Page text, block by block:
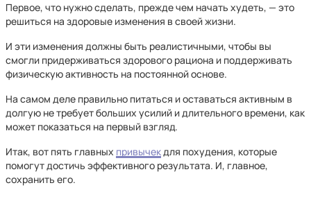
Первое, что нужно сделать, прежде чем начать худеть, — это
решиться на здоровые изменения в своей жизни.
И эти изменения должны быть реалистичными, чтобы вы
смогли придерживаться здорового рациона и поддерживать
физическую активность на постоянной основе.
На самом деле правильно питаться и оставаться активным в
долгую не требует больших усилий и длительного времени, как
может показаться на первый взгляд.
Итак, вот пять главных привычекдля похудения, которые
помогут достичь эффективного результата. И, главное,
сохранить его.